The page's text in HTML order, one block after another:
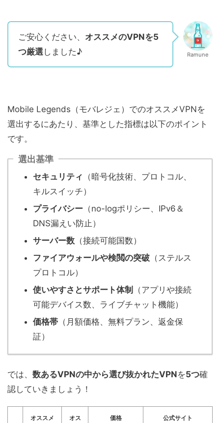
ご安心ください、 オススメのVPNを5
つ厳選 しました♪ Ramune
Mobile Legends（モバレジェ）でのオススメVPNを
選出するにあたり、基準とした指標は以下のポイント
です。
選出基準
セキュリティ （暗号化技術、プロトコル、
キルスイッチ）
プライバシー （no-logポリシー、IPv6＆
DNS漏えい防止）
サーバー数 （接続可能国数）
ファイアウォールや検閲の突破 （ステルス
プロトコル）
使いやすさとサポート体制
（アプリや接続
可能デバイス数、ライブチャット機能）
価格帯 （月額価格、無料プラン、返金保
証）
では、 数あるVPNの中から選び抜かれたVPNを5つ確
認していきましょう！
オススメ
オス
価格 公式サイト